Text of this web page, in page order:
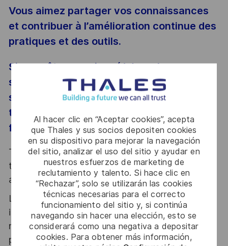
Al hacer clic en “Aceptar cookies”, acepta
que Thales y sus socios depositen cookies
en su dispositivo para mejorar la navegación
del sitio, analizar el uso del sitio y ayudar en
nuestros esfuerzos de marketing de
reclutamiento y talento. Si hace clic en
“Rechazar”, solo se utilizarán las cookies
técnicas necesarias para el correcto
funcionamiento del sitio y, si continúa
navegando sin hacer una elección, esto se
considerará como una negativa a depositar
cookies. Para obtener más información,
Vous aimez partager vos connaissances
et contribuer à l’amélioration continue des
pratiques et des outils.
Si vous êtes passionné(e) par les
systèmes embarqués temps réel et
souhaitez relever des défis
technologiques stimulants, ce poste est
fait pour vous !
Thales, entreprise Handi-Engagée, reconnait
tous les talents. La diversité est notre meilleur
atout. Postulez et rejoignez nous !
Le poste pouvant nécessiter d'accéder à des
informations relevant du secret de la défense
nationale, la personne retenue fera l'objet d'une
procédure d’habilitation, conformément aux